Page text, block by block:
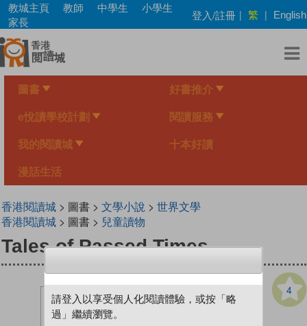
Skip
main
content
教城主頁 教師 中學生
小學生
家長
登入/註冊 | 繁 | English
圖書 好書推介
e悅讀學校計劃 閱讀服務
我的閱讀城 十本好讀
漫話生活
香港閱讀城> 圖書 > 文學小說 > 世界文學
香港閱讀城> 圖書 > 兒童讀物
Tales of Passed Times
4
請登入以享受個人化閱讀體驗，或按「略
過」繼續瀏覽。